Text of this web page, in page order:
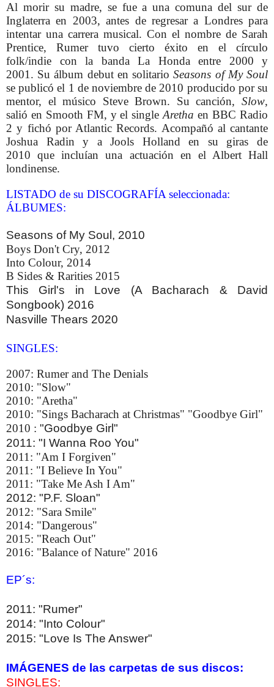
Al morir su madre, se fue a una comuna del sur de
Inglaterra en 2003, antes de regresar a Londres para
intentar una carrera musical. Con el nombre de Sarah
Prentice, Rumer tuvo cierto éxito en el círculo
folk/indie con la banda La Honda entre 2000 y
2001. Su álbum debut en solitarioSeasons of My Soul
se publicó el 1 de noviembre de 2010 producido por su
mentor, el músico Steve Brown. Su canción,Slow,
salió en Smooth FM, y el singleAretha en BBC Radio
2 y fichó por Atlantic Records. Acompañó al cantante
Joshua Radin y a Jools Holland en su giras de
2010 que incluían una actuación en el Albert Hall
londinense.
LISTADO de su DISCOGRAFÍA seleccionada:
ÁLBUMES:
Seasons of My Soul, 2010
Boys Don't Cry, 2012
Into Colour, 2014
B Sides & Rarities 2015
This Girl's in Love (A Bacharach & David
Songbook) 2016
Nasville Thears 2020
SINGLES:
2007: Rumer and The Denials
2010: "Slow"
2010: "Aretha"
2010: "Sings Bacharach at Christmas" "Goodbye Girl"
2010 : "Goodbye Girl"
2011: "I Wanna Roo You"
2011: "Am I Forgiven"
2011: "I Believe In You"
2011: "Take Me Ash I Am"
2012: "P.F. Sloan"
2012: "Sara Smile"
2014: "Dangerous"
2015: "Reach Out"
2016: "Balance of Nature" 2016
EP´s:
2011: "Rumer"
2014: "Into Colour"
2015: "Love Is The Answer"
IMÁGENES de las carpetas de sus discos:
SINGLES: